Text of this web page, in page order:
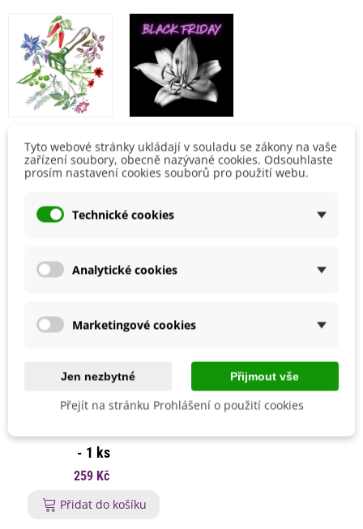
- 1 ks
259 Kč
Přidat do košíku
Tyto webové stránky ukládají v souladu se zákony na vaše
zařízení soubory, obecně nazývané cookies. Odsouhlaste
prosím nastavení cookies souborů pro použití webu.
Technické cookies
Analytické cookies
Marketingové cookies
Jen nezbytné Přijmout vše
Přejít na stránku Prohlášení o použití cookies